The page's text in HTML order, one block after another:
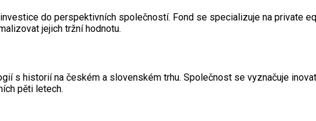
do perspektivních společností. Fond se specializuje na private
jejich tržní hodnotu.
s historií na českém a slovenském trhu. Společnost se vyznačuje
pěti letech.